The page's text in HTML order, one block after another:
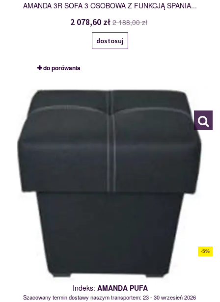
AMANDA 3R SOFA 3 OSOBOWA Z FUNKCJĄ SPANIA...
2 078,60 zł 2 188,00 zł
dostosuj
do porówania
Indeks: AMANDA PUFA
-5%
Szacowany termin dostawy naszym transportem: 23 - 30 wrzesień 2026